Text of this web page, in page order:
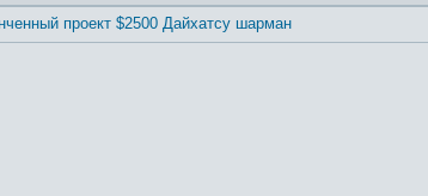
проект $2500 Дайхатсу шарман